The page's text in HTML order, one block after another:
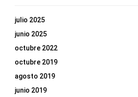
julio 2025
junio 2025
octubre 2022
octubre 2019
agosto 2019
junio 2019